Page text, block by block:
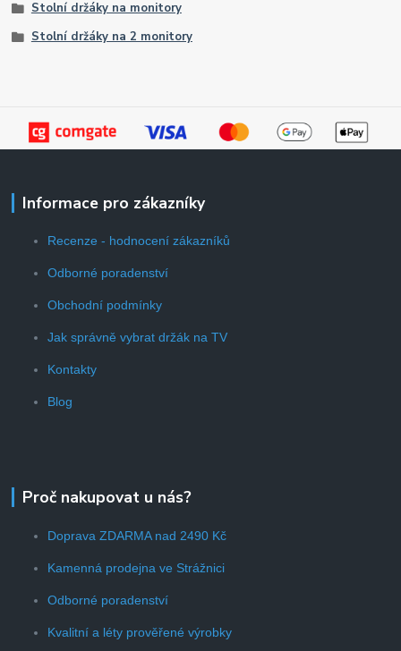
Stolní držáky na monitory
Stolní držáky na 2 monitory
Informace pro zákazníky
Recenze - hodnocení zákazníků
Odborné poradenství
Obchodní podmínky
Jak správně vybrat držák na TV
Kontakty
Blog
Proč nakupovat u nás?
Doprava ZDARMA nad 2490 Kč
Kamenná prodejna ve Strážnici
Odborné poradenství
Kvalitní a léty prověřené výrobky